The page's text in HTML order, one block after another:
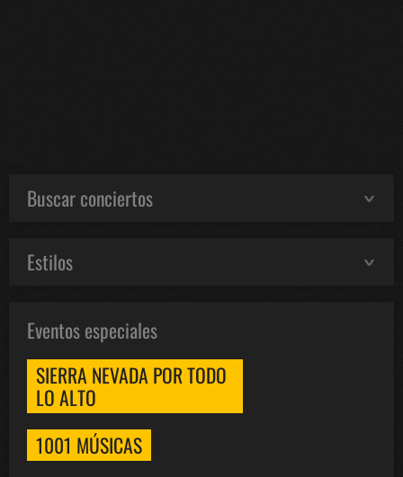
Buscar conciertos
Estilos
Eventos especiales
SIERRA NEVADA POR TODO
LO ALTO
1001 MÚSICAS